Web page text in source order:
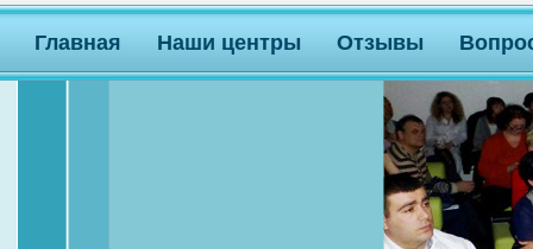
Главная Наши центры Отзывы